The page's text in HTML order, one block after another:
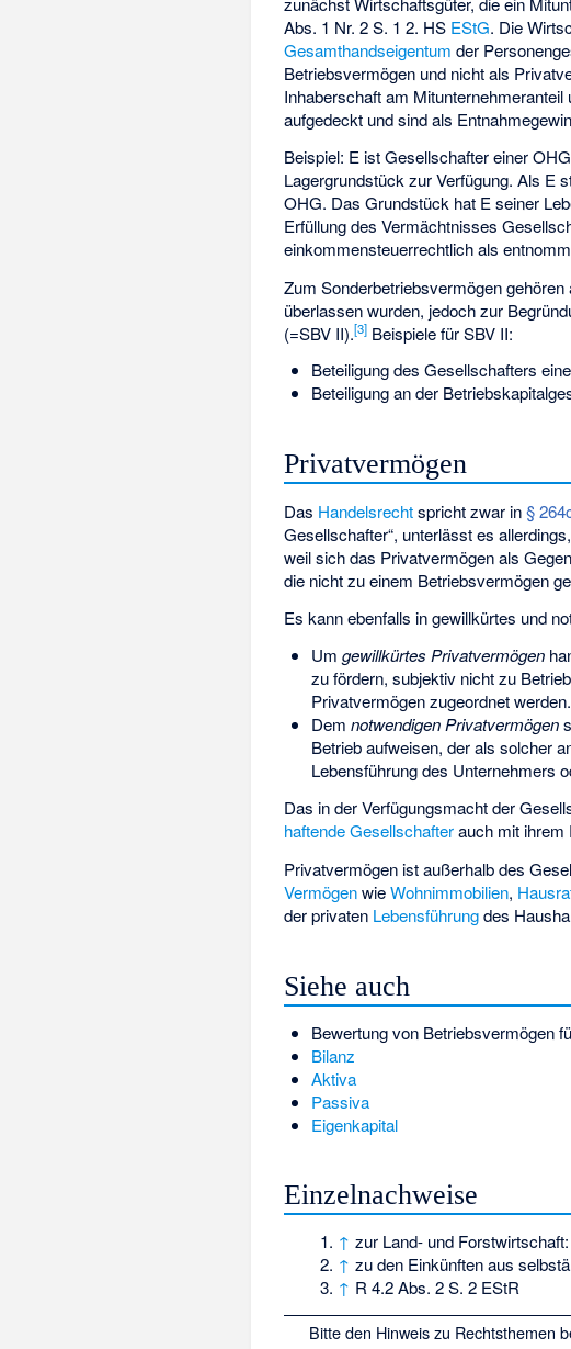
Abs. 1 Nr. 2 S. 1 2. HS EStG. Die
Gesamthandseigentum der
Betriebsvermögen und nicht als
Inhaberschaft am
aufgedeckt und sind als
Beispiel: E ist Gesellschafter einer
Lagergrundstück zur Verfügung. Als E
OHG. Das Grundstück hat E seiner
Erfüllung des Vermächtnisses
einkommensteuerrechtlich als
Zum Sonderbetriebsvermögen
überlassen wurden, jedoch zur
(=SBV II).[3] Beispiele für SBV II:
Beteiligung des Gesellschafters
Beteiligung an der
Privatvermögen
Das Handelsrechtspricht zwar in§
Gesellschafter“, unterlässt es
weil sich das Privatvermögen als
die nicht zu einem Betriebsvermögen
Es kann ebenfalls in gewillkürtes und
Um gewillkürtes Privatvermögen
zu fördern, subjektiv nicht zu
Privatvermögen zugeordnet
Dem notwendigen Privatvermögen
Betrieb aufweisen, der als solcher
Lebensführung des Unternehmers
Das in der Verfügungsmacht der
haftende Gesellschafterauch mit ihrem
Privatvermögen ist außerhalb des
VermögenwieWohnimmobilien,
der privaten Lebensführungdes
Siehe auch
Bewertung von Betriebsvermögen
Bilanz
Aktiva
Passiva
Eigenkapital
Einzelnachweise
↑ zur Land- und
↑ zu den Einkünften aus
↑ R 4.2 Abs. 2 S. 2 EStR
Bitte den Hinweis zu Rechtsthemen